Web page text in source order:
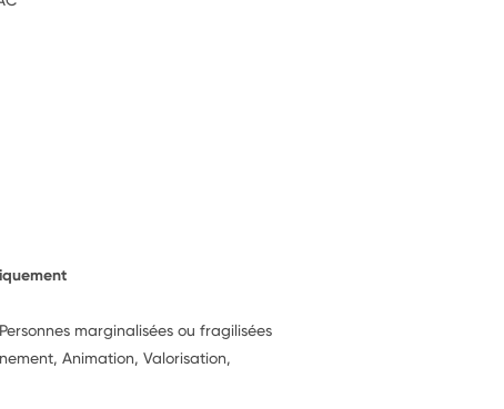
marginalisées ou fragilisées
Animation, Valorisation,